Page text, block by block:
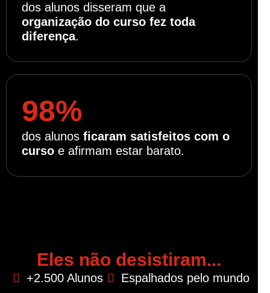
dos alunos disseram que a
organização do curso fez toda
diferença.
98%
dos alunos ficaram satisfeitos com o
curso e afirmam estar barato.
Eles não desistiram...
+2.500 Alunos Espalhados pelo mundo